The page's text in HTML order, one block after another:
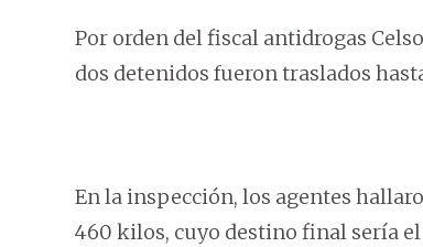
Por orden del fiscal antidrogas
dos detenidos fueron traslados
En la inspección, los agentes
460 kilos, cuyo destino final sería